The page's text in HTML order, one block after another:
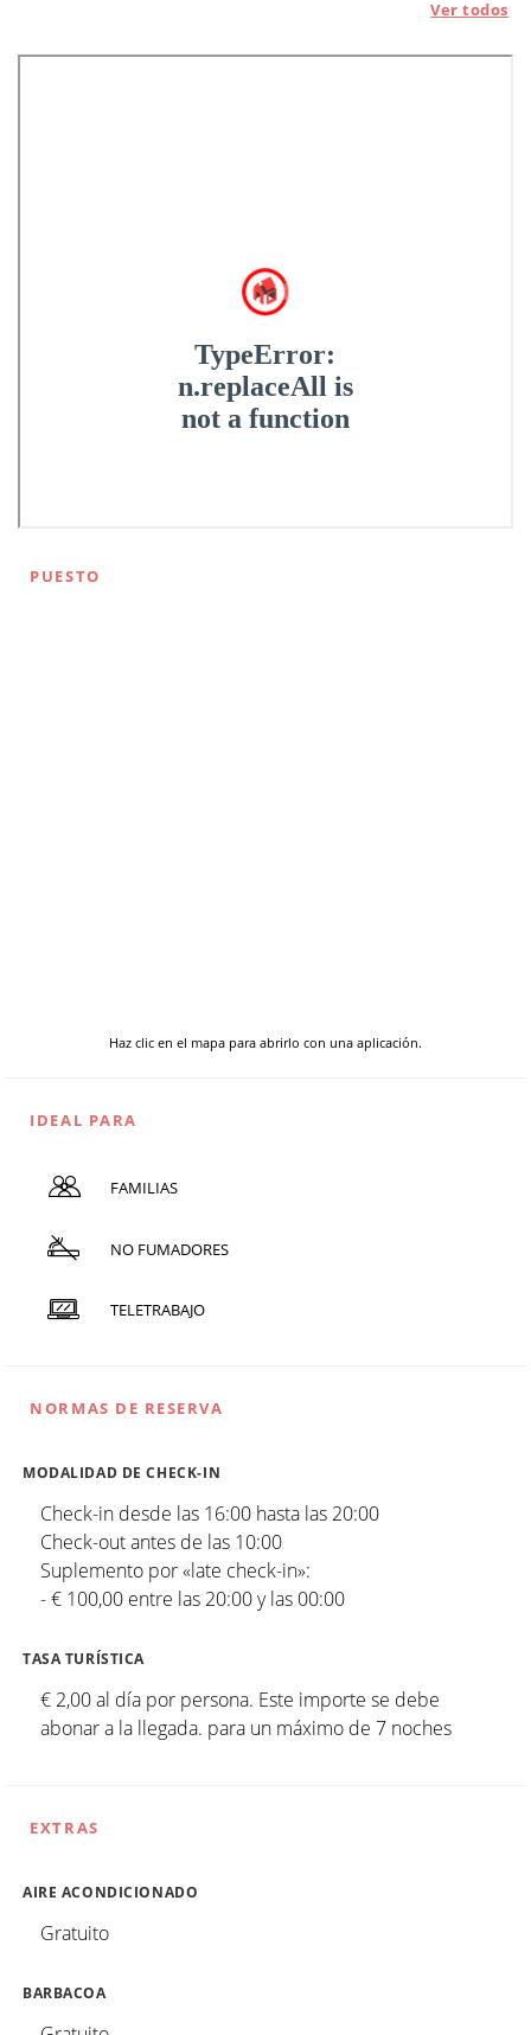
Ver todos
PUESTO
Haz clic en el mapa para abrirlo con una aplicación.
IDEAL PARA
FAMILIAS
NO FUMADORES
TELETRABAJO
NORMAS DE RESERVA
MODALIDAD DE CHECK-IN
Check-in desde las 16:00 hasta las 20:00
Check-out antes de las 10:00
Suplemento por «late check-in»:
- € 100,00 entre las 20:00 y las 00:00
TASA TURÍSTICA
€ 2,00 al día por persona. Este importe se debe
abonar a la llegada. para un máximo de 7 noches
EXTRAS
AIRE ACONDICIONADO
Gratuito
BARBACOA